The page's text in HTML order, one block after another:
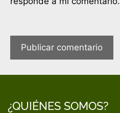
¿QUIÉNES SOMOS?